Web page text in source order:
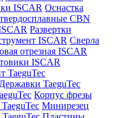
ISCAR Оснастка
CBN
Развертки
ISCAR Сверла
отрезная ISCAR
ISCAR
TaeguTec
Державки TaeguTec
Корпус фрезы
Минирезец